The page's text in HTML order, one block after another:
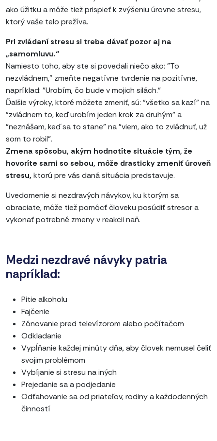
ako úžitku a môže tiež prispieť k zvýšeniu úrovne stresu,
ktorý vaše telo prežíva.
Pri zvládaní stresu si treba dávať pozor aj na
„samomluvu.“
Namiesto toho, aby ste si povedali niečo ako: "To
nezvládnem," zmeňte negatívne tvrdenie na pozitívne,
napríklad: "Urobím, čo bude v mojich silách."
Ďalšie výroky, ktoré môžete zmeniť, sú: "všetko sa kazí" na
"zvládnem to, keď urobím jeden krok za druhým" a
"neznášam, keď sa to stane" na "viem, ako to zvládnuť, už
som to robil".
Zmena spôsobu, akým hodnotíte situácie tým, že
hovoríte sami so sebou, môže drasticky zmeniť úroveň
stresu, ktorú pre vás daná situácia predstavuje.
Uvedomenie si nezdravých návykov, ku ktorým sa
obraciate, môže tiež pomôcť človeku posúdiť stresor a
vykonať potrebné zmeny v reakcii naň.
Medzi nezdravé návyky patria
napríklad:
Pitie alkoholu
Fajčenie
Zónovanie pred televízorom alebo počítačom
Odkladanie
Vypĺňanie každej minúty dňa, aby človek nemusel čeliť
svojim problémom
Vybíjanie si stresu na iných
Prejedanie sa a podjedanie
Odťahovanie sa od priateľov, rodiny a každodenných
činností